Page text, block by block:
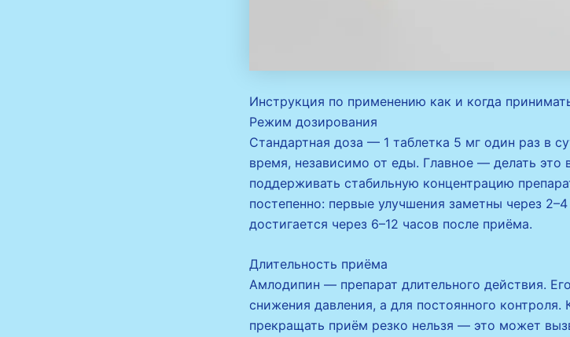
Инструкция по применению как и когда
Режим дозирования
Стандартная доза — 1 таблетка 5 мг один раз в
время, независимо от еды. Главное — делать
поддерживать стабильную концентрацию
постепенно: первые улучшения заметны через
достигается через 6–12 часов после приёма.
Длительность приёма
Амлодипин — препарат длительного действия.
снижения давления, а для постоянного контроля.
прекращать приём резко нельзя — это может